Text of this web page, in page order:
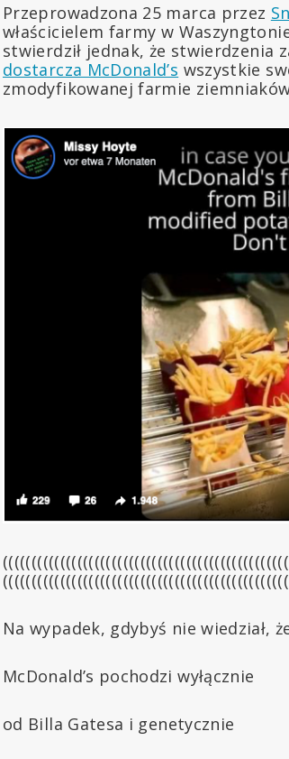
Przeprowadzona 25 marca przez
właścicielem farmy w
stwierdził jednak, że stwierdzenia
dostarcza McDonald’s wszystkie
zmodyfikowanej farmie
Na wypadek, gdybyś nie wiedział,
McDonald’s pochodzi wyłącznie
od Billa Gatesa i genetycznie